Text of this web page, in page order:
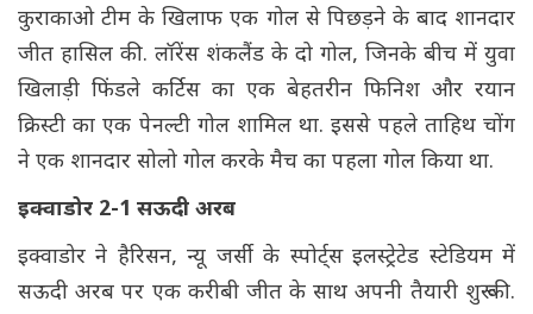
कुराकाओ टीम के खिलाफ एक गोल से पिछड़ने के बाद शानदार
जीत हासिल की. ​​लॉरेंस शंकलैंड के दो गोल, जिनके बीच में युवा
खिलाड़ी फिंडले कर्टिस का एक बेहतरीन फिनिश और रयान
क्रिस्टी का एक पेनल्टी गोल शामिल था. इससे पहले ताहिथ चोंग
ने एक शानदार सोलो गोल करके मैच का पहला गोल किया था.
इक्वाडोर 2-1 सऊदी अरब
इक्वाडोर ने हैरिसन, न्यू जर्सी के स्पोर्ट्स इलस्ट्रेटेड स्टेडियम में
सऊदी अरब पर एक करीबी जीत के साथ अपनी तैयारी शुरू की.